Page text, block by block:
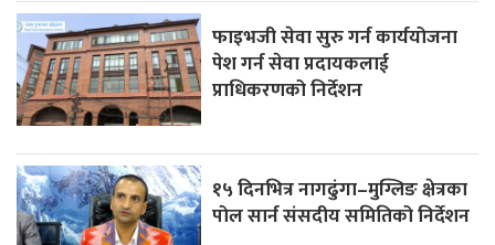
फाइभजी सेवा सुरु गर्न कार्ययोजना
पेश गर्न सेवा प्रदायकलाई
प्राधिकरणको निर्देशन
१५ दिनभित्र नागढुंगा–मुग्लिङ क्षेत्रका
पोल सार्न संसदीय समितिको निर्देशन